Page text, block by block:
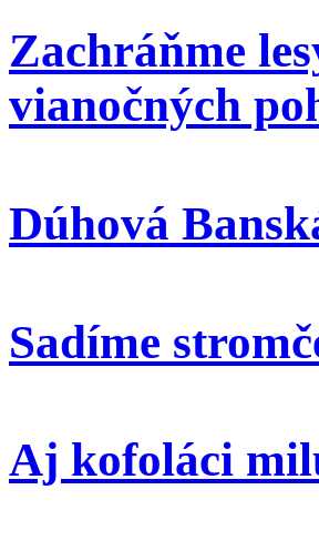
Zachráňme
vianočných
Dúhová
Sadíme
Aj kofoláci